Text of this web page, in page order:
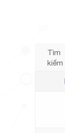
Tìm
kiếm